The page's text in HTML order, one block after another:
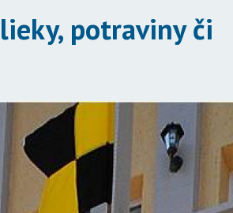
potraviny či